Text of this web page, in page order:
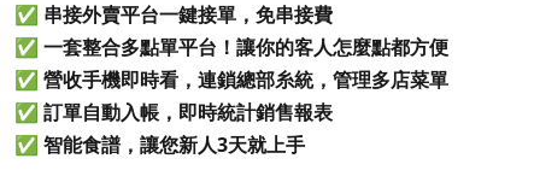
✅ 串接外賣平台一鍵接單，免串接費
✅ 一套整合多點單平台！讓你的客人怎麼點都方便
✅ 營收手機即時看，連鎖總部糸統，管理多店菜單
✅ 訂單自動入帳，即時統計銷售報表
✅ 智能食譜，讓您新人3天就上手